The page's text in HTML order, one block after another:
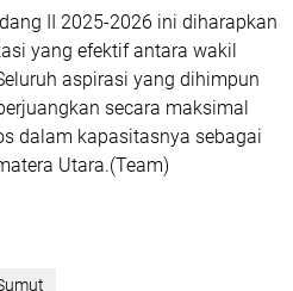
II 2025-2026 ini diharapkan
yang efektif antara wakil
aspirasi yang dihimpun
secara maksimal
dalam kapasitasnya sebagai
Utara.(Team)